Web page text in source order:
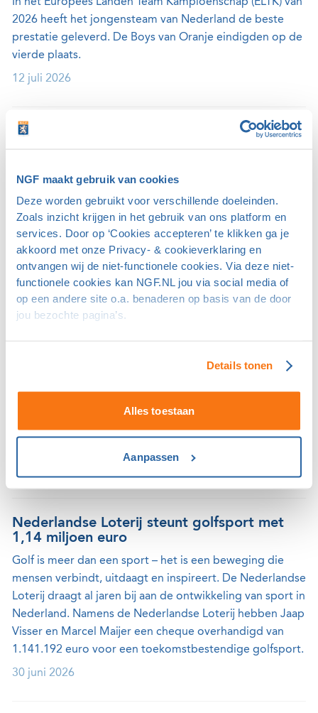
NGF maakt gebruik van cookies
Deze worden gebruikt voor verschillende doeleinden.
Zoals inzicht krijgen in het gebruik van ons platform en
services. Door op ‘Cookies accepteren’ te klikken ga je
akkoord met onze Privacy- & cookieverklaring en
ontvangen wij de niet-functionele cookies. Via deze niet-
functionele cookies kan NGF.NL jou via social media of
op een andere site o.a. benaderen op basis van de door
jou bezochte pagina’s.
Details tonen
Alles toestaan
Aanpassen
2026 heeft het jongensteam van Nederland de beste
prestatie geleverd. De Boys van Oranje eindigden op de
vierde plaats.
12 juli 2026
Samenwerking Handigolf Foundation en
veteranenorganisatie
dat de stichting gaat samenwerken met Wounded
Veterans Golf. De twee partijen zijn later dit jaar mede-
initiatiefnemers van een golfevenement op Golf
Amsteldijk.
03 juli 2026
Editie 41 van het Dutch Junior Open
Golfclub Toxandria vormt van 15 tot en met 18 juli 2026
het decor van het OK Dutch Junior Open, het grootste
internationale jeugdgolftoernooi van Nederland. Ruim
120 talentvolle golfers uit circa 15 landen komen naar de
golfbaan in Molenschot om te strijden om de titel.
Toeschouwers zijn van harte welkom om gratis een kijkje
Nederlandse Loterij steunt golfsport met
1,14 miljoen euro
Golf is meer dan een sport – het is een beweging die
mensen verbindt, uitdaagt en inspireert. De Nederlandse
Loterij draagt al jaren bij aan de ontwikkeling van sport in
Nederland. Namens de Nederlandse Loterij hebben Jaap
Visser en Marcel Maijer een cheque overhandigd van
1.141.192 euro voor een toekomstbestendige golfsport.
30 juni 2026